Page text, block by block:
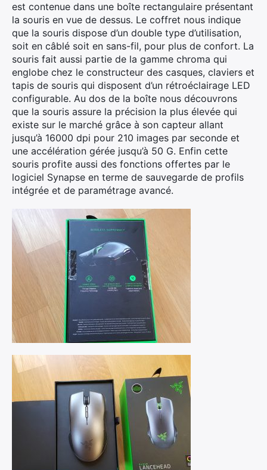
est contenue dans une boîte rectangulaire présentant
la souris en vue de dessus. Le coffret nous indique
que la souris dispose d’un double type d’utilisation,
soit en câblé soit en sans-fil, pour plus de confort. La
souris fait aussi partie de la gamme chroma qui
englobe chez le constructeur des casques, claviers et
tapis de souris qui disposent d’un rétroéclairage LED
configurable. Au dos de la boîte nous découvrons
que la souris assure la précision la plus élevée qui
existe sur le marché grâce à son capteur allant
jusqu’à 16000 dpi pour 210 images par seconde et
une accélération gérée jusqu’à 50 G. Enfin cette
souris profite aussi des fonctions offertes par le
logiciel Synapse en terme de sauvegarde de profils
intégrée et de paramétrage avancé.